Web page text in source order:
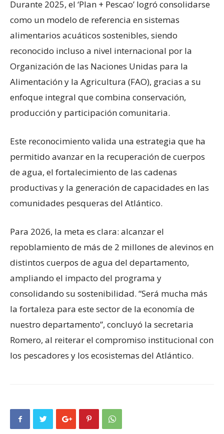
Durante 2025, el ‘Plan + Pescao’ logró consolidarse
como un modelo de referencia en sistemas
alimentarios acuáticos sostenibles, siendo
reconocido incluso a nivel internacional por la
Organización de las Naciones Unidas para la
Alimentación y la Agricultura (FAO), gracias a su
enfoque integral que combina conservación,
producción y participación comunitaria.
Este reconocimiento valida una estrategia que ha
permitido avanzar en la recuperación de cuerpos
de agua, el fortalecimiento de las cadenas
productivas y la generación de capacidades en las
comunidades pesqueras del Atlántico.
Para 2026, la meta es clara: alcanzar el
repoblamiento de más de 2 millones de alevinos en
distintos cuerpos de agua del departamento,
ampliando el impacto del programa y
consolidando su sostenibilidad. “Será mucha más
la fortaleza para este sector de la economía de
nuestro departamento”, concluyó la secretaria
Romero, al reiterar el compromiso institucional con
los pescadores y los ecosistemas del Atlántico.